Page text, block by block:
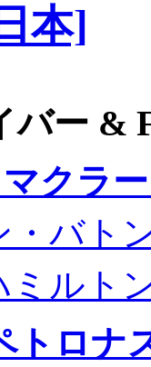
本]
バー &
クラ
・バト
ミルト
トロナ